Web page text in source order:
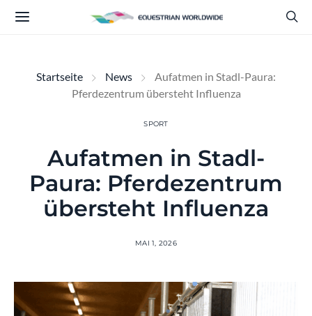
Startseite News
Aufatmen in Stadl-Paura:
Pferdezentrum übersteht Influenza
SPORT
Aufatmen in Stadl-
Paura: Pferdezentrum
übersteht Influenza
MAI 1, 2026